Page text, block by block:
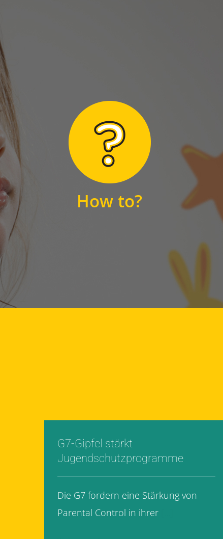
How to?
Hier finden Sie
G7-Gipfel stärkt
Jugendschutzprogramme
Die G7 fordern eine Stärkung von
Parental Control in ihrer